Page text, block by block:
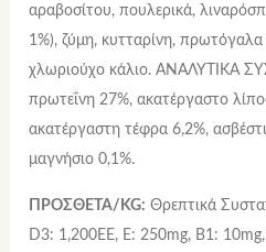
αραβοσίτου, πουλερικά,
1%), ζύμη, κυτταρίνη, πρωτόγαλα
χλωριούχο κάλιο. ΑΝΑΛΥΤΙΚΑ
πρωτεΐνη 27%, ακατέργαστο
ακατέργαστη τέφρα 6,2%,
μαγνήσιο 0,1%.
ΠΡΟΣΘΕΤΑ/KG: Θρεπτικά
D3: 1,200ΕΕ, Ε: 250mg, Β1: